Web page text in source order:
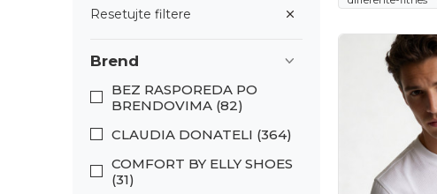
Resetujte filtere
Brend
BEZ RASPOREDA PO
BRENDOVIMA (82)
CLAUDIA DONATELI (364)
COMFORT BY ELLY SHOES
(31)